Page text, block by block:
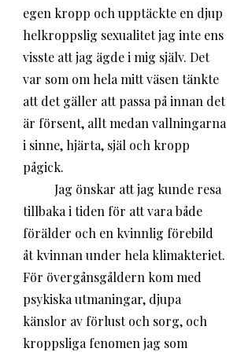
egen kropp och upptäckte en djup
helkroppslig sexualitet jag inte ens
visste att jag ägde i mig själv. Det
var som om hela mitt väsen tänkte
att det gäller att passa på innan det
är försent, allt medan vallningarna
i sinne, hjärta, själ och kropp
pågick.
tillbaka i tiden för att vara både
förälder och en kvinnlig förebild
åt kvinnan under hela klimakteriet.
För övergånsgåldern kom med
psykiska utmaningar, djupa
känslor av förlust och sorg, och
kroppsliga fenomen jag som